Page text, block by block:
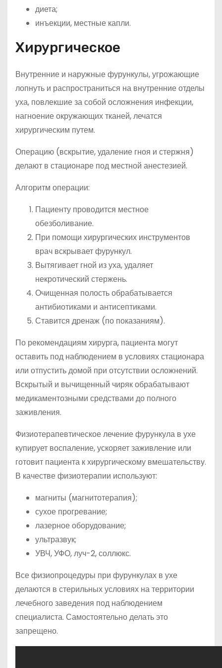
диета;
инъекции, местные капли.
Хирургическое
Внутренние и наружные фурункулы, угрожающие
лопнуть и распространиться на внутренние отделы
уха, повлекшие за собой осложнения инфекции,
нагноение окружающих тканей, лечатся
хирургическим путем.
Операцию (вскрытие, удаление гноя и стержня)
делают в стационаре под местной анестезией.
Алгоритм операции:
Пациенту проводится местное
обезболивание.
При помощи хирургических инструментов
врач вскрывает фурункул.
Вытягивает гной из уха, удаляет
некротический стержень.
Очищенная полость обрабатывается
антибиотиками и антисептиками.
Ставится дренаж (по показаниям).
По рекомендациям хирурга, пациента могут
оставить под наблюдением в условиях стационара
или отпустить домой при отсутствии осложнений.
Вскрытый и вычищенный чиряк обрабатывают
медикаментозными средствами до полного
заживления.
Физиотерапевтическое лечение фурункула в ухе
купирует воспаление, ускоряет заживление или
готовит пациента к хирургическому вмешательству.
В качестве физиотерапии используют:
магниты (магнитотерапия);
сухое прогревание;
лазерное оборудование;
ультразвук;
УВЧ, УФО, луч-2, соллюкс.
Все физиопроцедуры при фурункулах в ухе
делаются в стерильных условиях на территории
лечебного заведения под наблюдением
специалиста. Самостоятельно делать это
запрещено.